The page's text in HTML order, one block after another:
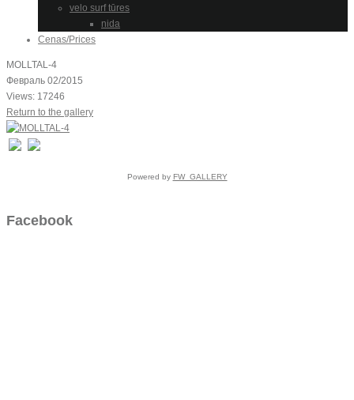
velo surf tūres
nida
Cenas/Prices
MOLLTAL-4
Февраль 02/2015
Views: 17246
Return to the gallery
Powered by FW_GALLERY
Facebook